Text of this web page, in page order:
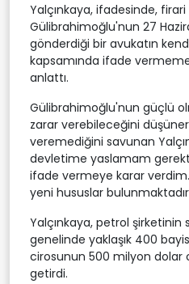
Yalçınkaya, ifadesinde,
Gülibrahimoğlu'nun 27
gönderdiği bir avukatın
kapsamında ifade
anlattı.
Gülibrahimoğlu'nun güçlü
zarar verebileceğini
veremediğini savunan
devletime yaslamam
ifade vermeye karar
yeni hususlar
Yalçınkaya, petrol şirketinin
genelinde yaklaşık 400
cirosunun 500 milyon dolar
getirdi.